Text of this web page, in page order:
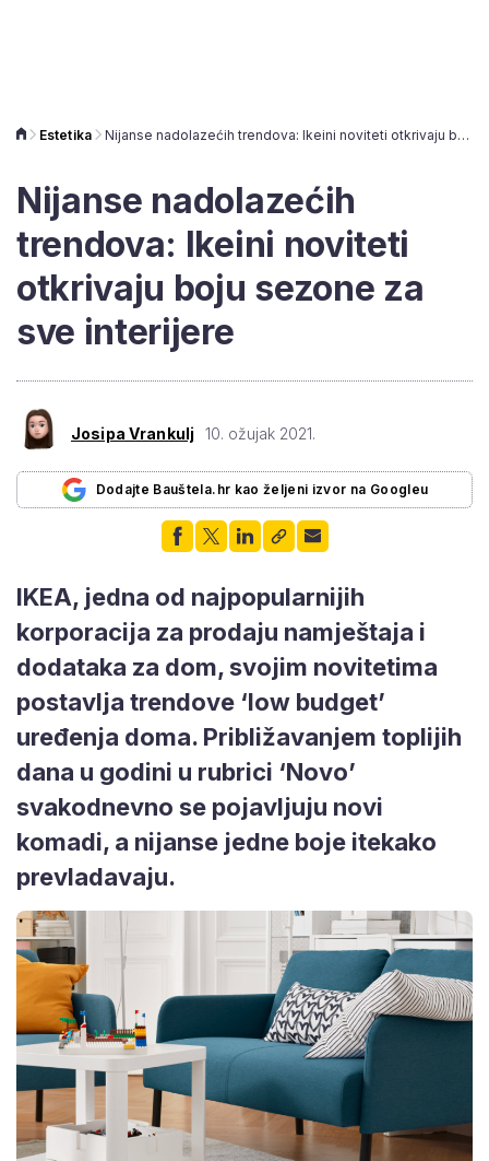
Estetika Nijanse nadolazećih trendova: Ikeini noviteti otkrivaju boju sezone za sve interijere
Nijanse nadolazećih
trendova: Ikeini noviteti
otkrivaju boju sezone za
sve interijere
Josipa Vrankulj 10. ožujak 2021.
Dodajte Bauštela.hr kao željeni izvor na Googleu
IKEA, jedna od najpopularnijih
korporacija za prodaju namještaja i
dodataka za dom, svojim novitetima
postavlja trendove ‘low budget’
uređenja doma. Približavanjem toplijih
dana u godini u rubrici ‘Novo’
svakodnevno se pojavljuju novi
komadi, a nijanse jedne boje itekako
prevladavaju.